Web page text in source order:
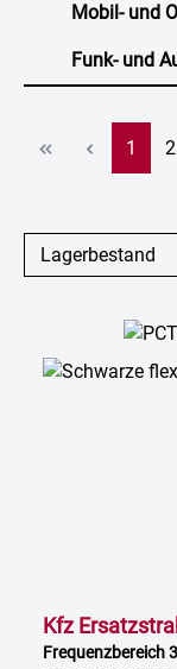
Mobil- und
Funk- und
Seite
1 2
Kfz
Frequenzbereich